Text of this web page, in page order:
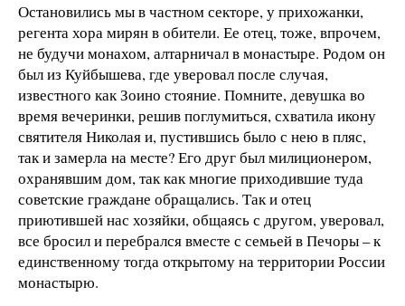
Остановились мы в частном секторе, у прихожанки,
регента хора мирян в обители. Ее отец, тоже, впрочем,
не будучи монахом, алтарничал в монастыре. Родом он
был из Куйбышева, где уверовал после случая,
известного как Зоино стояние. Помните, девушка во
время вечеринки, решив поглумиться, схватила икону
святителя Николая и, пустившись было с нею в пляс,
так и замерла на месте? Его друг был милиционером,
охранявшим дом, так как многие приходившие туда
советские граждане обращались. Так и отец
приютившей нас хозяйки, общаясь с другом, уверовал,
все бросил и перебрался вместе с семьей в Печоры – к
единственному тогда открытому на территории России
монастырю.